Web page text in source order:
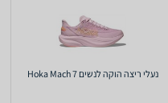
נעלי ריצה הוקה לנשים Hoka Mach 7